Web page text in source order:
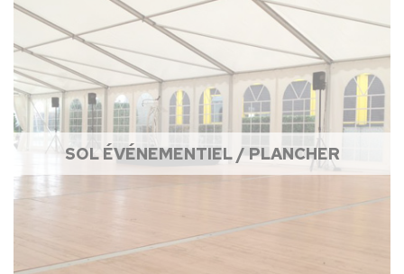
SOL ÉVÉNEMENTIEL / PLANCHER